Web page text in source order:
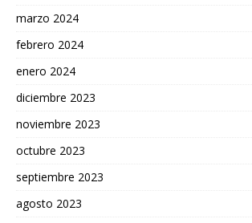
marzo 2024
febrero 2024
enero 2024
diciembre 2023
noviembre 2023
octubre 2023
septiembre 2023
agosto 2023